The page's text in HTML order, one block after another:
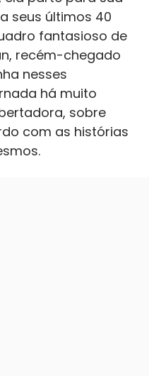
seus últimos 40
fantasioso de
recém-chegado
nesses
há muito
sobre
com as histórias